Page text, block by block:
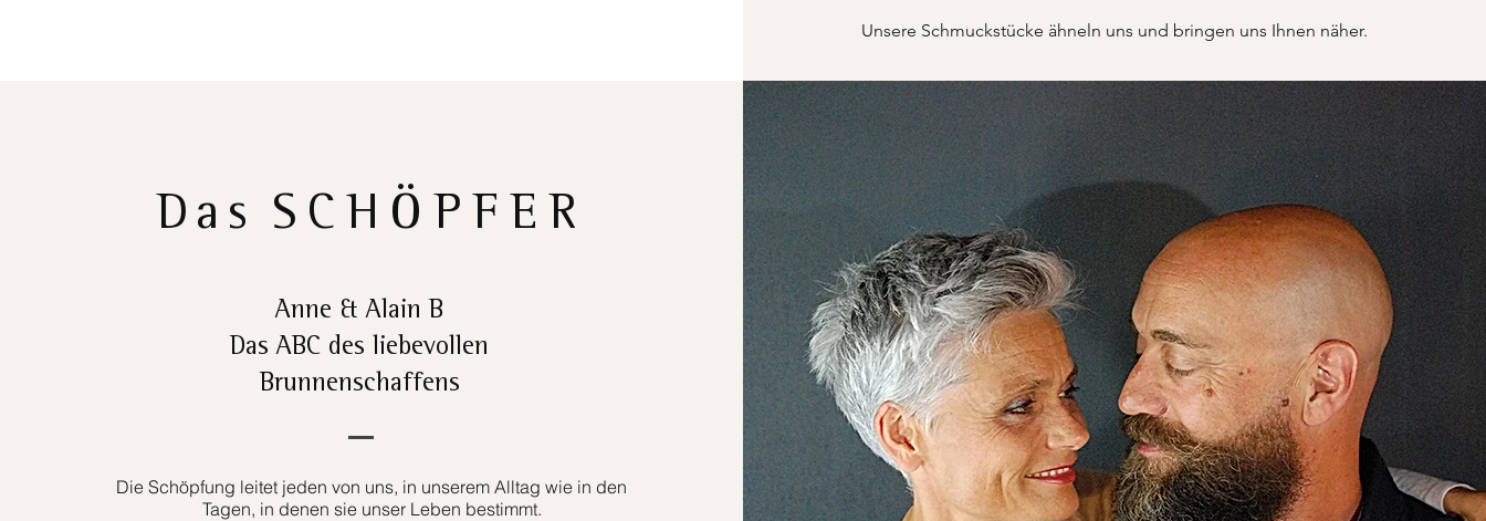
Unsere Schmuckstücke ähneln uns und bringen uns Ihnen näher.
Das SCHÖPFER
Anne & Alain B
Das ABC des liebevollen
Brunnenschaffens
Die Schöpfung leitet jeden von uns, in unserem Alltag wie in den
Tagen, in denen sie unser Leben bestimmt.